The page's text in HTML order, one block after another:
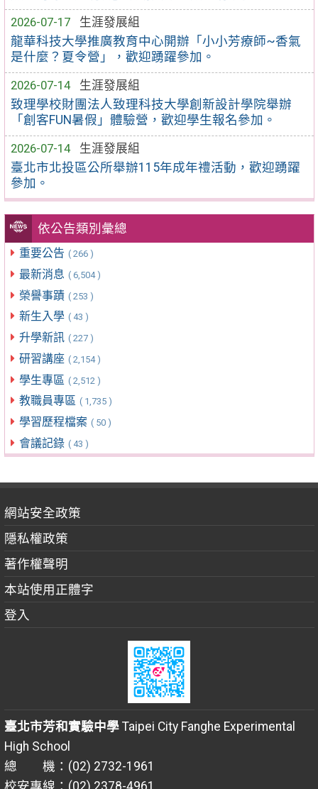
2026-07-17
生涯發展組
龍華科技大學推廣教育中心開辦「小小芳療師~香氣
是什麼？夏令營」，歡迎踴躍參加。
2026-07-14
生涯發展組
致理學校財團法人致理科技大學創新設計學院舉辦
「創客FUN暑假」體驗營，歡迎學生報名參加。
2026-07-14
生涯發展組
臺北市北投區公所舉辦115年成年禮活動，歡迎踴躍
參加。
依公告類別彙總
重要公告 ( 266 )
最新消息 ( 6,504 )
榮譽事蹟 ( 253 )
新生入學 ( 43 )
升學新訊 ( 227 )
研習講座 ( 2,154 )
學生專區 ( 2,512 )
教職員專區 ( 1,735 )
學習歷程檔案 ( 50 )
會議記錄 ( 43 )
網站安全政策
隱私權政策
著作權聲明
本站使用正體字
登入
臺北市芳和實驗中學Taipei City Fanghe Experimental
High School
總 機：(02) 2732-1961
校安專線：(02) 2378-4961